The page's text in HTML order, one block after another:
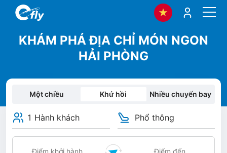
KHÁM PHÁ ĐỊA CHỈ MÓN NGON
HẢI PHÒNG
Một chiều Khứ hồi Nhiều chuyến bay
1 Hành khách Phổ thông